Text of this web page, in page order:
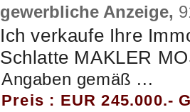
gewerbliche Anzeige,
Ich verkaufe Ihre
Schlatte MAKLER
Angaben gemäß ...
Preis : EUR 245.000.-